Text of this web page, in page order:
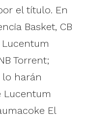
el título. En
Basket, CB
Lucentum
Torrent;
harán
Lucentum
El